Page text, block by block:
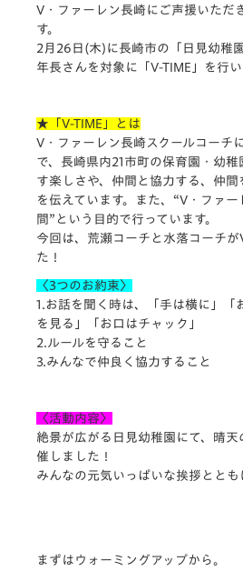
V・ファーレン長崎にご声援いただ
す。
2月26日(木)に長崎市の「日見幼稚
年長さんを対象に「V-TIME」を行い
★「V-TIME」とは
V・ファーレン長崎スクールコーチ
で、長崎県内21市町の保育園・幼
す楽しさや、仲間と協力する、仲
を伝えています。また、“V・ファ
間”という目的で行っています。
今回は、荒瀬コーチと水落コーチが
た！
〈3つのお約束〉
1.お話を聞く時は、「手は横に」「
を見る」「お口はチャック」
2.ルールを守ること
3.みんなで仲良く協力すること
〈活動内容〉
絶景が広がる日見幼稚園にて、晴天
催しました！
みんなの元気いっぱいな挨拶ととも
まずはウォーミングアップから。